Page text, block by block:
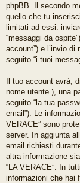
phpBB. Il secondo
quello che tu
limitati ad essi:
“messaggi da
account”) e l’invio
seguito “i tuoi
Il tuo account avrà,
nome utente”), una
seguito “la tua
email”). Le
VERACE” sono
server. In aggiunta
email richiesti
altra informazione
“LA VERACE”. In
informazioni che hai